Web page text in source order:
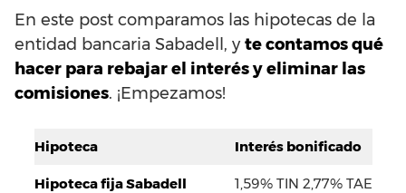
En este post comparamos las hipotecas de la
entidad bancaria Sabadell, yte contamos qué
hacer para rebajar el interés y eliminar las
comisiones. ¡Empezamos!
Hipoteca Interés bonificado
Hipoteca fija Sabadell 1,59% TIN 2,77% TAE